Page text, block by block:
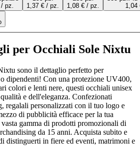
pz.
1,37 € / pz.
1,08 € / pz.
1,04
per Occhiali Sole Nixtu
sono il dettaglio perfetto per
dipendenti! Con una protezione UV400,
colori e lenti nere, questi occhiali unisex
e dell'eleganza. Confezionati
regalali personalizzati con il tuo logo e
di pubblicità efficace per la tua
gamma di prodotti promozionali di
da 15 anni. Acquista subito e
distinguerti in fiere ed eventi, matrimoni e